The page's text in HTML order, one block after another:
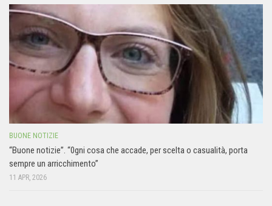
BUONE NOTIZIE
“Buone notizie”. “0gni cosa che accade, per scelta o casualità, porta
sempre un arricchimento”
11 APR, 2026